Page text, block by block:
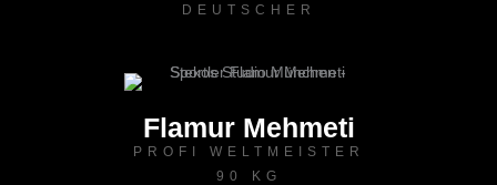
DEUTSCHER
Flamur Mehmeti
PROFI WELTMEISTER
90 KG